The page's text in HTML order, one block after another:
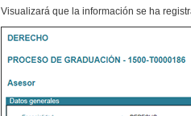
Visualizará que la información se ha